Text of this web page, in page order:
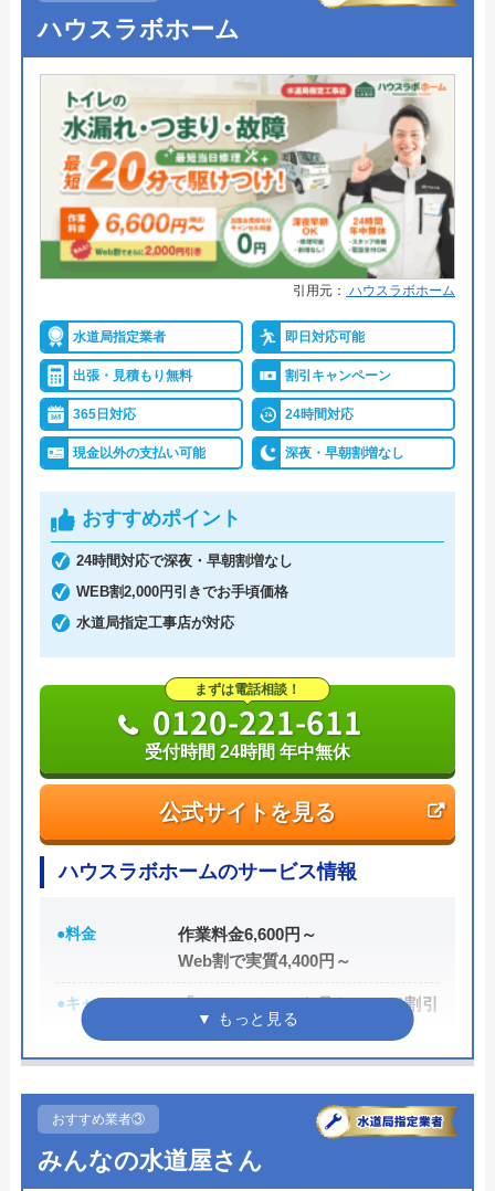
●定休日 年中無休
●出張見積もり 出張・見積もり無料
●支払い方法
現金、銀行振込、モバイル、後払
い決済、クレジットカード
●累計実績
年間25万件、累計500万件の修理交
換実績
●保証・保険
工事保証12年・商品保証10年(最
詳細は公式HPでご確認ください
イースマイルがおすすめの理由
イースマイルは対応する自治体で適切な工事ができ
ると認められている水道局指定業者です。
土日祝日・深夜早朝含む24時間365日、いつ相談し
ても割増料金がかからず、作業が始まるまでは一切
費用がかからないかなり信頼できる業者です。
実績も豊富で、スタッフの研修にも力を入れている
ため技術力はもちろん接客もよく、トイレや排水
管、給湯器や蛇口の修理交換まで水回りのことなら
何でも相談できます。
電話で「ホームページを見た」と伝えるだけで3,000
円割引なので、相談する際は電話で相談し、忘れず
に伝えるようにしましょう。
ちなみに、依頼せずとも見積もりにはお金はかから
業者の一つです。
イースマイルの詳細ページはこちら
0120-091-026
受付時間 24時間
ハウスラボホーム
引用元： ハウスラボホーム
水道局指定業者 即日対応可能
出張・見積もり無料 割引キャンペーン
365日対応 24時間対応
現金以外の支払い可能 深夜・早朝割増なし
おすすめポイント
24時間対応で深夜・早朝割増なし
WEB割2,000円引きでお手頃価格
水道局指定工事店が対応
公式サイトを見る
まずは電話相談！
0120-221-611
受付時間 24時間 年中無休
ハウスラボホームのサービス情報
●料金
作業料金6,600円～
Web割で実質4,400円～
●キャンペーン
「ホームページを見た！」で割引
2,000円
●駆けつけ時間
●受付時間
●定休日 年中無休
おすすめ業者③
みんなの水道屋さん